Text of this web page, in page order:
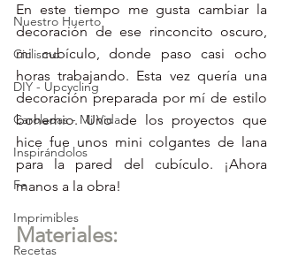
Nuestro Huerto
Ciclismo
DIY - Upcycling
Caroladas - Mi Vida
Inspirándolos
Fe
Imprimibles
Recetas
En este tiempo me gusta cambiar la
decoración de ese rinconcito oscuro,
mi cubículo, donde paso casi ocho
horas trabajando. Esta vez quería una
decoración preparada por mí de estilo
bohemio. Uno de los proyectos que
hice fue unos mini colgantes de lana
para la pared del cubículo. ¡Ahora
manos a la obra!
Materiales: